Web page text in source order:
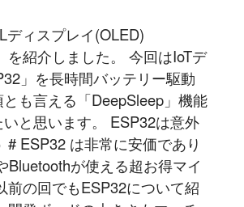
ディスプレイ(OLED)
を紹介しました。 今回はIoTデ
」を長時間バッテリー駆動
も言える「DeepSleep」機能
と思います。 ESP32は意外
# ESP32 は非常に安価であり
Bluetoothが使える超お得マイ
前の回でもESP32について紹